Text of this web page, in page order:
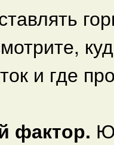
и где
фактор.